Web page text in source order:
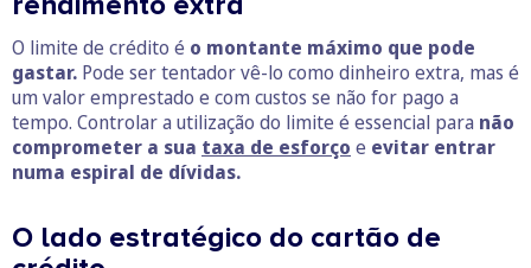
O limite de crédito é o montante máximo que pode
gastar. Pode ser tentador vê-lo como dinheiro extra, mas é
um valor emprestado e com custos se não for pago a
tempo. Controlar a utilização do limite é essencial para não
comprometer a sua taxa de esforço e evitar entrar
numa espiral de dívidas.
O lado estratégico do cartão de